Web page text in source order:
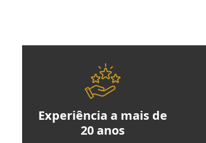
Experiência a mais de
20 anos